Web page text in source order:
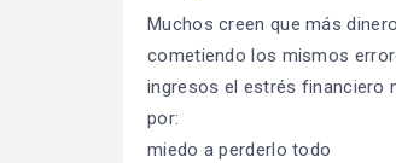
Muchos creen que más
cometiendo los mismos
ingresos el estrés financiero
por:
miedo a perderlo todo